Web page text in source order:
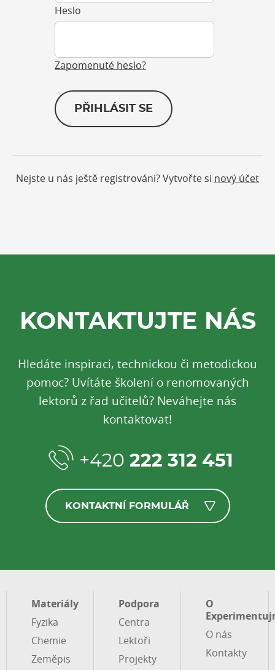
Heslo
Zapomenuté heslo?
PŘIHLÁSIT SE
Nejste u nás ještě registrováni? Vytvořte si nový účet
KONTAKTUJTE NÁS
Hledáte inspiraci, technickou či metodickou
pomoc? Uvítáte školení o renomovaných
lektorů z řad učitelů? Neváhejte nás
kontaktovat!
+420 222 312 451
KONTAKTNÍ FORMULÁŘ
Materiály
Fyzika
Chemie
Zeměpis
Podpora
Centra
Lektoři
Projekty
O
O nás
Kontakty